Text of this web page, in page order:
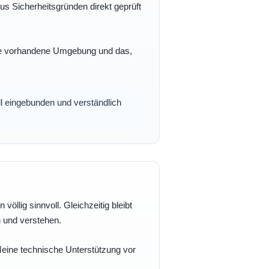
Sicherheitsgründen direkt geprüft
Umgebung und das,
und verständlich
völlig sinnvoll. Gleichzeitig bleibt
verstehen.
technische Unterstützung vor